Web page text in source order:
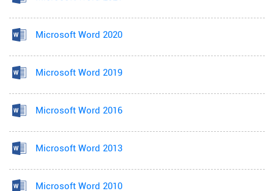
Microsoft Word 2020
Microsoft Word 2019
Microsoft Word 2016
Microsoft Word 2013
Microsoft Word 2010